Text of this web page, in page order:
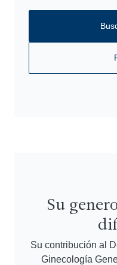
Su
Su contribución al
Ginecología